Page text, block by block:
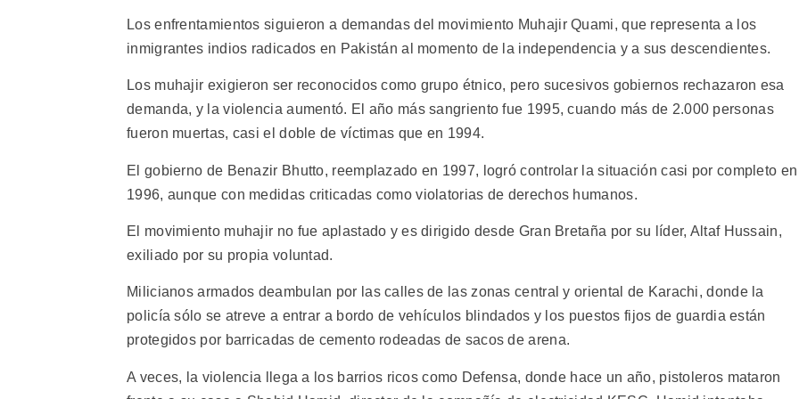
Los enfrentamientos siguieron a demandas del movimiento Muhajir Quami, que representa a los
inmigrantes indios radicados en Pakistán al momento de la independencia y a sus descendientes.
Los muhajir exigieron ser reconocidos como grupo étnico, pero sucesivos gobiernos rechazaron esa
demanda, y la violencia aumentó. El año más sangriento fue 1995, cuando más de 2.000 personas
fueron muertas, casi el doble de víctimas que en 1994.
El gobierno de Benazir Bhutto, reemplazado en 1997, logró controlar la situación casi por completo en
1996, aunque con medidas criticadas como violatorias de derechos humanos.
El movimiento muhajir no fue aplastado y es dirigido desde Gran Bretaña por su líder, Altaf Hussain,
exiliado por su propia voluntad.
Milicianos armados deambulan por las calles de las zonas central y oriental de Karachi, donde la
policía sólo se atreve a entrar a bordo de vehículos blindados y los puestos fijos de guardia están
protegidos por barricadas de cemento rodeadas de sacos de arena.
A veces, la violencia llega a los barrios ricos como Defensa, donde hace un año, pistoleros mataron